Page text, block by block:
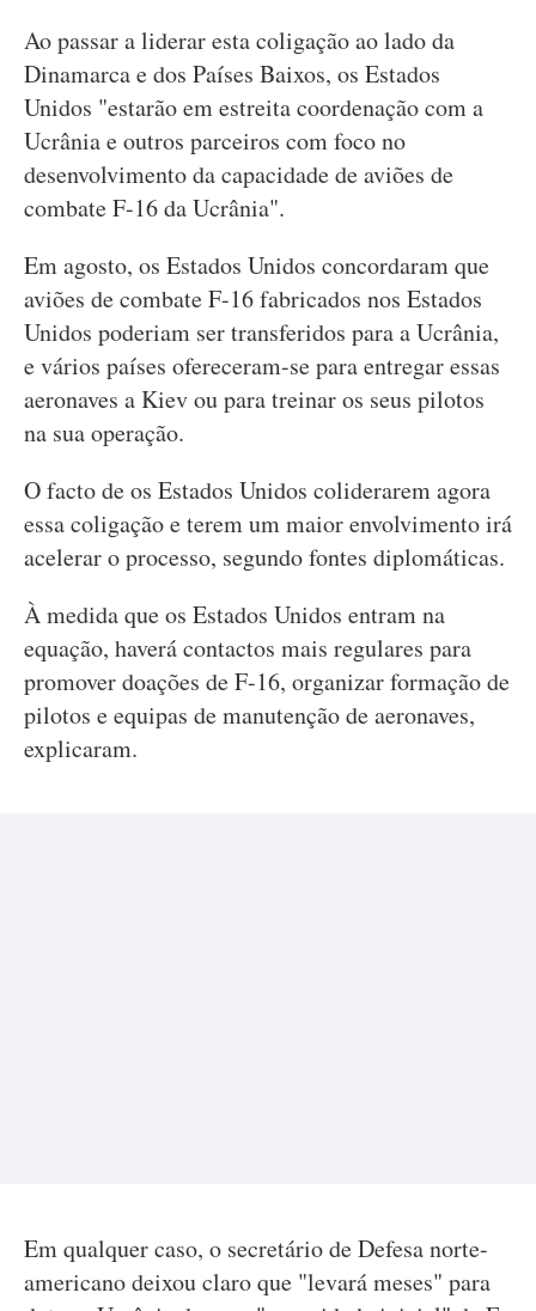
Ao passar a liderar esta coligação ao lado da
Dinamarca e dos Países Baixos, os Estados
Unidos "estarão em estreita coordenação com a
Ucrânia e outros parceiros com foco no
desenvolvimento da capacidade de aviões de
combate F-16 da Ucrânia".
Em agosto, os Estados Unidos concordaram que
aviões de combate F-16 fabricados nos Estados
Unidos poderiam ser transferidos para a Ucrânia,
e vários países ofereceram-se para entregar essas
aeronaves a Kiev ou para treinar os seus pilotos
na sua operação.
O facto de os Estados Unidos coliderarem agora
essa coligação e terem um maior envolvimento irá
acelerar o processo, segundo fontes diplomáticas.
À medida que os Estados Unidos entram na
equação, haverá contactos mais regulares para
promover doações de F-16, organizar formação de
pilotos e equipas de manutenção de aeronaves,
explicaram.
Em qualquer caso, o secretário de Defesa norte-
americano deixou claro que "levará meses" para